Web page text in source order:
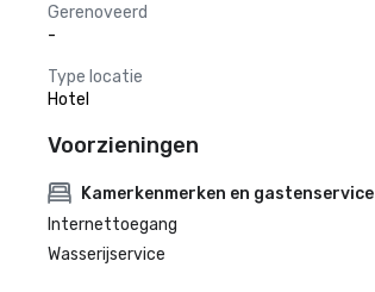
Gerenoveerd
-
Type locatie
Hotel
Voorzieningen
Kamerkenmerken en gastenservice
Internettoegang
Wasserijservice